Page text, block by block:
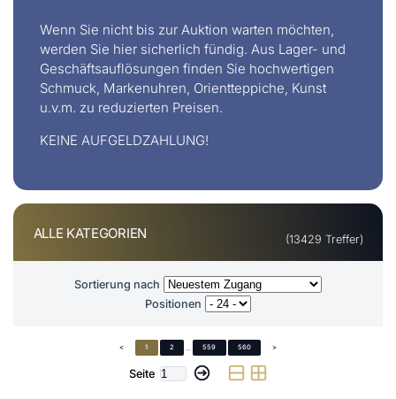
Wenn Sie nicht bis zur Auktion warten möchten,
werden Sie hier sicherlich fündig. Aus Lager- und
Geschäftsauflösungen finden Sie hochwertigen
Schmuck, Markenuhren, Orientteppiche, Kunst
u.v.m. zu reduzierten Preisen.
KEINE AUFGELDZAHLUNG!
ALLE KATEGORIEN (13429 Treffer)
Sortierung nach
Positionen
< 1 2 559 560 >
Seite